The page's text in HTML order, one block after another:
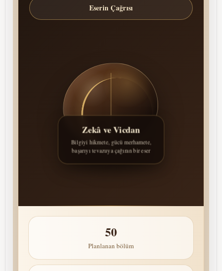
Eserin Çağrısı
Zekâ ve Vicdan
Bilgiyi hikmete, gücü merhamete,
başarıyı tevazuya çağıran bir eser
50
Planlanan bölüm